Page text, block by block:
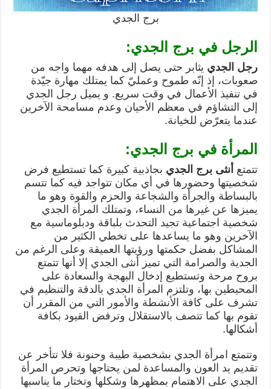
برج الجدي
الرجل في برج الجدي:
رجل الجدي يثابر حتى يصل إلى هدفه مهما واجه من
صعوبات، إذ إنّه طموح وعمليّ كما يمتلك مهارة جيّدة
في تنفيذ الأعمال في وقت سريع. و يميل رجل الجدي
إلى التشاؤم في معظم الأحيان وعدم مسامحة الآخرين
عندما يتعرّض للخيانة.
المرأة في برج الجدي:
تتمتع أنثى برج الجدي بجاذبية كبيرة كما تستطيع فرض
شخصيتها وحضورها في أي مكان تتواجد فيه كما تتسم
بالبساطة والجرأة والشجاعة والحزم والقوة وهو ما
يميزها عن غيرها من النساء، وتمتلك المرأة الجدي
شخصية اجتماعية تجيد التحدث بلباقة ودبلوماسية مع
الآخرين وهو ما يساعدها على تخطي الكثير من
المشاكل بفضل حكمتها ورؤيتها العميقة وعلى الرغم من
الجدية والصرامة التي تميز أنثى الجدي إلا أنها تتمتع
بروح مرحة وتستطيع إدخال البهجة والسعادة على
المحيطين بها، وتلتزم المرأة الجدي بالدقة والتنظيم في
تشرف على كافة الأنشطة والأمور التي من المقرر أن
تقوم بها كما تتصف بالاستقلال وترفض القيود بكافة
أشكالها.
وتتمتع امرأة الجدي بشخصية طيبة وحنونة فلا تتأخر عن
تقديم يد العون والمساعدة لمن يحتاجها وتحرص المرأة
الجدي على الاهتمام بمظهرها وشكلها وتختار ما يناسبها